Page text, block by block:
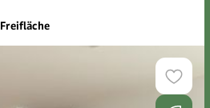
Freifläche